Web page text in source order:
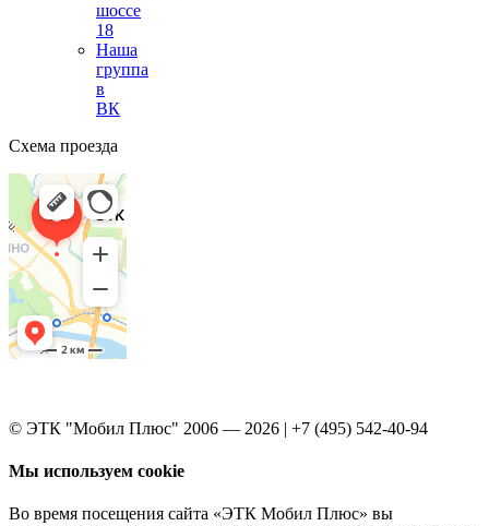
шоссе
18
Наша
группа
в
ВК
Схема проезда
© ЭТК "Мобил Плюс" 2006 — 2026 | +7 (495) 542-40-94
Мы используем cookie
Во время посещения сайта «ЭТК Мобил Плюс» вы